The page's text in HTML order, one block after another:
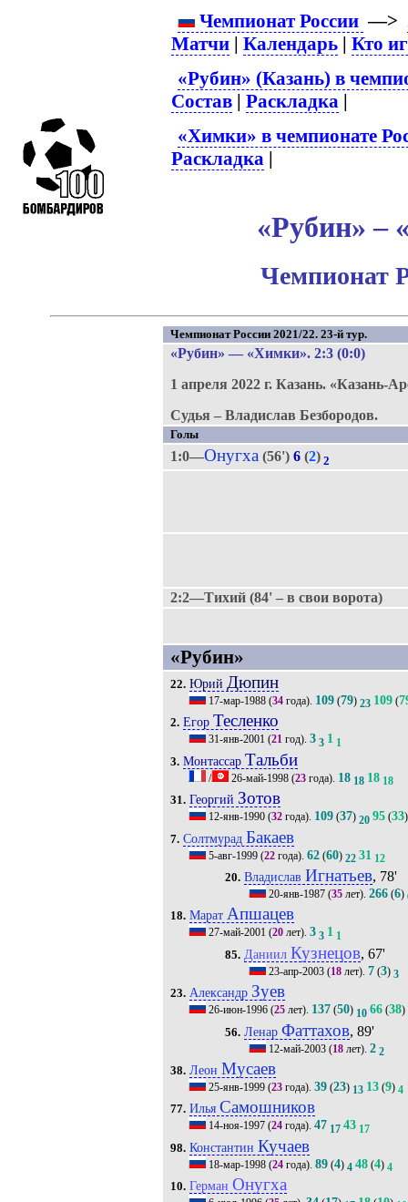
Чемпионат России —>
Матчи |Календарь |Кто
«Рубин» (Казань) в
Состав |Раскладка |
«Химки» в чемпионате
Раскладка |
«Рубин» –
Чемпионат
Чемпионат России 2021/22. 23-й тур.
«Рубин» — «Химки». 2:3 (0:0)
1 апреля 2022 г. Казань. «Казань-
Судья – Владислав Безбородов.
Голы
1:0—Онугха (56') 6(2) 2
2:2—Тихий (84' – в свои ворота)
«Рубин»
22. Юрий Дюпин
17-мар-1988(34года). 109(79) 23 109(
2. Егор Тесленко
31-янв-2001 (21год). 3 3 1 1
3. Монтассар Тальби
/ 26-май-1998(23года). 18 18 18 18
31. Георгий Зотов
12-янв-1990(32года). 109(37) 20 95(33)
7. Солтмурад Бакаев
5-авг-1999(22года). 62(60) 22 31 12
20. Владислав Игнатьев, 78'
20-янв-1987 (35 лет).266 (6)
18. Марат Апшацев
27-май-2001 (20лет). 3 3 1 1
85. Даниил Кузнецов, 67'
23-апр-2003 (18 лет).7 (3) 3
23. Александр Зуев
26-июн-1996(25лет). 137(50) 10 66(38)
56. Ленар Фаттахов, 89'
12-май-2003 (18 лет).2 2
38. Леон Мусаев
25-янв-1999(23года). 39(23) 13 13(9) 4
77. Илья Самошников
14-ноя-1997(24года). 47 17 43 17
98. Константин Кучаев
18-мар-1998(24года). 89(4) 4 48(4) 4
10. Герман Онугха